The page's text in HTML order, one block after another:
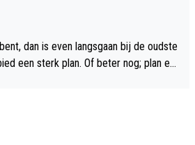
dan is even langsgaan bij de oudste
plan. Of beter nog; plan ee